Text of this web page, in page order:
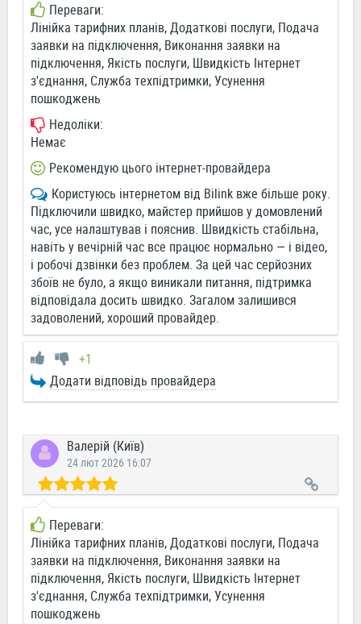
Переваги:
Лінійка тарифних планів, Додаткові послуги, Подача
заявки на підключення, Виконання заявки на
підключення, Якість послуги, Швидкість Інтернет
з'єднання, Служба техпідтримки, Усунення
пошкоджень
Недоліки:
Немає
Рекомендую цього інтернет-провайдера
Користуюсь інтернетом від Bilink вже більше року.
Підключили швидко, майстер прийшов у домовлений
час, усе налаштував і пояснив. Швидкість стабільна,
навіть у вечірній час все працює нормально — і відео,
і робочі дзвінки без проблем. За цей час серйозних
збоїв не було, а якщо виникали питання, підтримка
відповідала досить швидко. Загалом залишився
задоволений, хороший провайдер.
+1
Додати відповідь провайдера
Валерій (Київ)
24 лют 2026 16:07
Переваги:
Лінійка тарифних планів, Додаткові послуги, Подача
заявки на підключення, Виконання заявки на
підключення, Якість послуги, Швидкість Інтернет
з'єднання, Служба техпідтримки, Усунення
пошкоджень